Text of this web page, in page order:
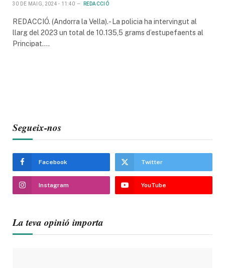
30 DE MAIG, 2024 - 11:40 REDACCIÓ
REDACCIÓ. (Andorra la Vella).- La policia ha intervingut al
llarg del 2023 un total de 10.135,5 grams d’estupefaents al
Principat.…
Segueix-nos
Facebook Twitter
Instagram YouTube
La teva opinió importa